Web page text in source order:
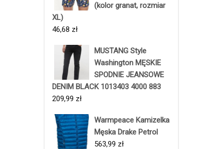
(kolor granat, rozmiar
XL)
46,68 zł
MUSTANG Style
Washington MĘSKIE
SPODNIE JEANSOWE
DENIM BLACK 1013403 4000 883
209,99 zł
Warmpeace Kamizelka
Męska Drake Petrol
563,99 zł